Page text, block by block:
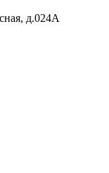
д.024А